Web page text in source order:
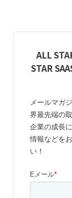
ALL
STAR
メールマガ
界最先端の
企業の成長
情報などを
い！